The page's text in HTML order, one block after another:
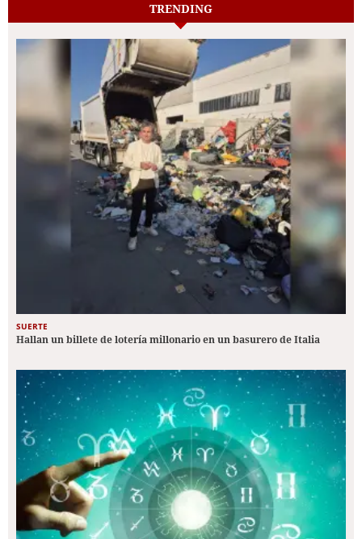
TRENDING
SUERTE
Hallan un billete de lotería millonario en un basurero de Italia